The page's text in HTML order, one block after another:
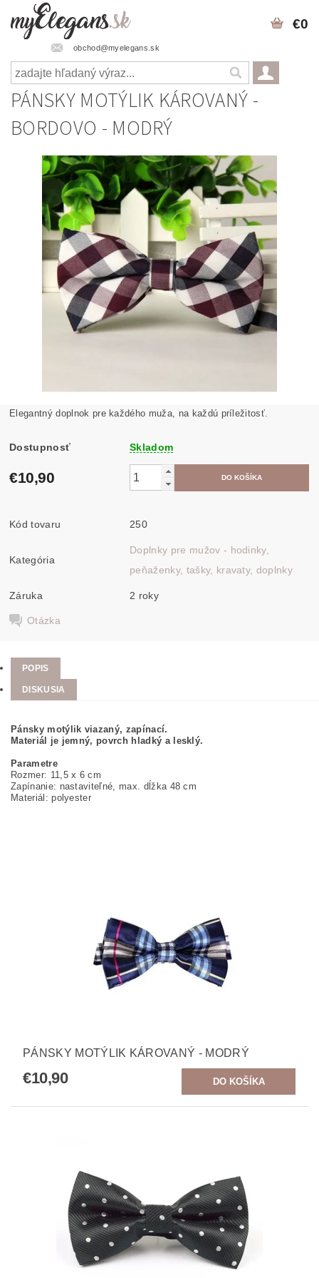
obchod@myelegans.sk
€0
PÁNSKY MOTÝLIK KÁROVANÝ -
BORDOVO - MODRÝ
Elegantný doplnok pre každého muža, na každú príležitosť.
Dostupnosť Skladom
€10,90
Kód tovaru 250
Kategória
Doplnky pre mužov - hodinky,
peňaženky, tašky, kravaty, doplnky
Záruka 2 roky
Otázka
POPIS
DISKUSIA
Pánsky motýlik viazaný, zapínací.
Materiál je jemný, povrch hladký a lesklý.
Parametre
Rozmer: 11,5 x 6 cm
Zapínanie: nastaviteľné, max. dĺžka 48 cm
Materiál: polyester
PÁNSKY MOTÝLIK KÁROVANÝ - MODRÝ
€10,90